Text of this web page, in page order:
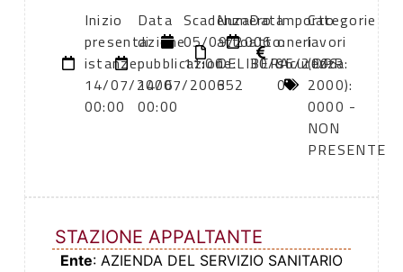
Inizio
presentazione
istanze:
14/07/2006
00:00
Data
di
pubblicazione:
14/07/2006
00:00
Scadenza:
05/09/2006
11:00
Numero
atto:
DELIBERA
352
Data
atto:
30/06/2006
Importo
oneri
sicurezza:
0
Categorie
lavori
(DPR
2000):
0000 -
NON
PRESENTE
STAZIONE APPALTANTE
Ente: AZIENDA DEL SERVIZIO SANITARIO